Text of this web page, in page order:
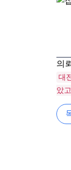
의
대
았고